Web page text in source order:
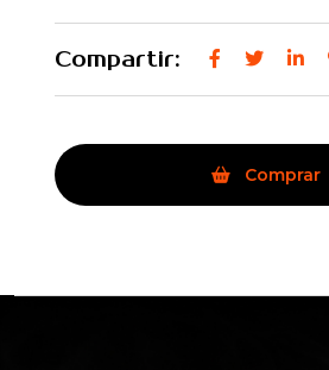
Compartir:
Comprar